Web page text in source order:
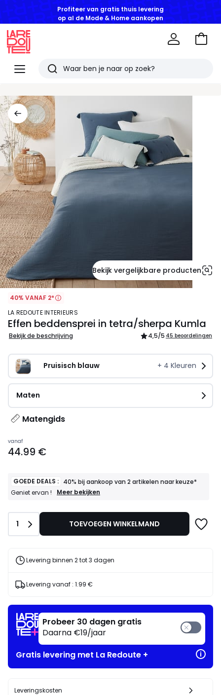
Profiteer van gratis thuis levering
op al de Mode & Home aankopen
Menu
Redoute
Zoeken
bekeken
artikelen
Naar
Bekijk vergelijkbare producten
40% VANAF 2*
LA REDOUTE INTERIEURS
Effen beddensprei in tetra/sherpa Kumla
Bekijk de beschrijving 4,5/5 45 beoordelingen
Pruisisch blauw + 4 Kleuren
Maten
Matengids
Prijs
vanaf
vanaf
44.99 €
GOEDE DEALS : 40% bij aankoop van 2 artikelen naar keuze*
Geniet ervan !
GOEDE
artikelen
Geniet
Meer bekijken
Aantal
1 TOEVOEGEN WINKELMAND
Levering binnen 2 tot 3 dagen
Levering vanaf : 1.99 €
Probeer 30 dagen gratis
Daarna €19/jaar
Gratis levering met La Redoute +
Leveringskosten